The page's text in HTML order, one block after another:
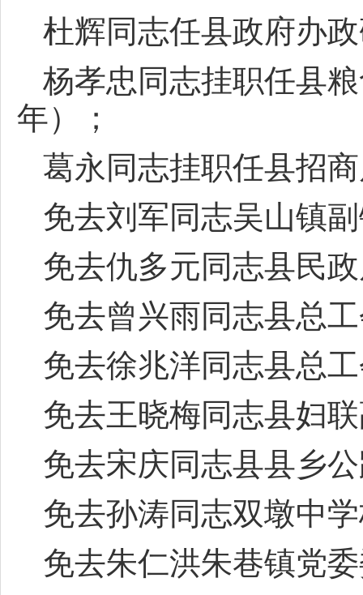
杜辉同志任县政府办
杨孝忠同志挂职任县
年）；
葛永同志挂职任县招
免去刘军同志吴山镇
免去仇多元同志县民
免去曾兴雨同志县总
免去徐兆洋同志县总
免去王晓梅同志县妇
免去宋庆同志县县乡
免去孙涛同志双墩中
免去朱仁洪朱巷镇党